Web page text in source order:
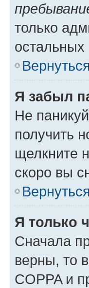
только
Я забыл
Не
получить
щелкните
скоро вы
Я только
Сначала
верны, то
COPPA и